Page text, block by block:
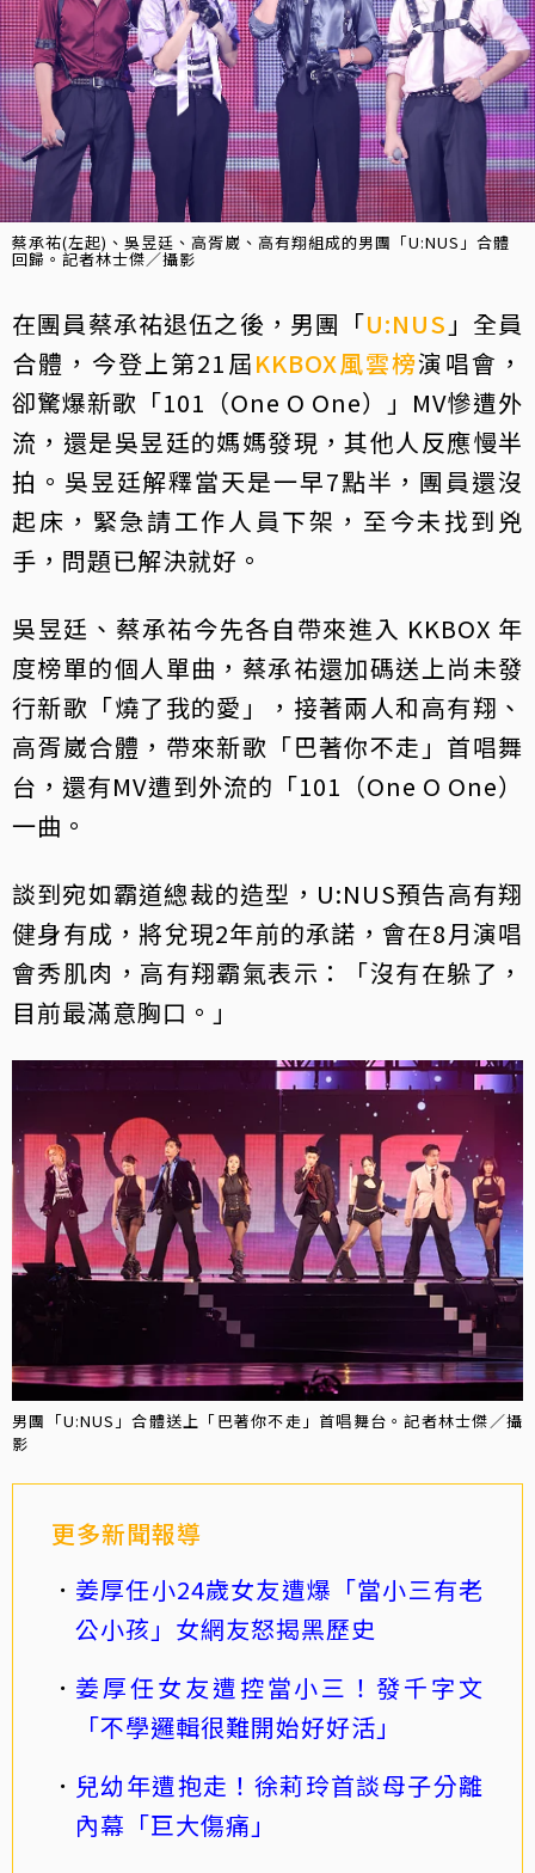
蔡承祐(左起)、吳昱廷、高胥崴、高有翔組成的男團「U:NUS」合體
回歸。記者林士傑／攝影
在團員蔡承祐退伍之後，男團「U:NUS 」全員
合體，今登上第21屆KKBOX風雲榜演唱會，
卻驚爆新歌「101（One O One）」MV慘遭外
流，還是吳昱廷的媽媽發現，其他人反應慢半
拍。吳昱廷解釋當天是一早7點半，團員還沒
起床，緊急請工作人員下架，至今未找到兇
手，問題已解決就好。
吳昱廷、蔡承祐今先各自帶來進入 KKBOX 年
度榜單的個人單曲，蔡承祐還加碼送上尚未發
行新歌「燒了我的愛」，接著兩人和高有翔、
高胥崴合體，帶來新歌「巴著你不走」首唱舞
台，還有MV遭到外流的「101（One O One）
一曲。
談到宛如霸道總裁的造型，U:NUS預告高有翔
健身有成，將兌現2年前的承諾，會在8月演唱
會秀肌肉，高有翔霸氣表示：「沒有在躲了，
目前最滿意胸口。」
男團「U:NUS」合體送上「巴著你不走」首唱舞台。記者林士傑／攝
影
更多新聞報導
姜厚任小24歲女友遭爆「當小三有老
公小孩」女網友怒揭黑歷史
姜厚任女友遭控當小三！發千字文
「不學邏輯很難開始好好活」
兒幼年遭抱走！徐莉玲首談母子分離
內幕「巨大傷痛」